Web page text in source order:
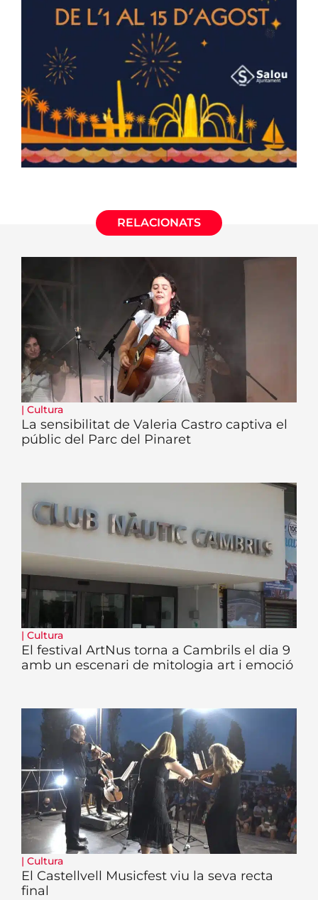
RELACIONATS
| Cultura
La sensibilitat de Valeria Castro captiva el
públic del Parc del Pinaret
| Cultura
El festival ArtNus torna a Cambrils el dia 9
amb un escenari de mitologia art i emoció
| Cultura
El Castellvell Musicfest viu la seva recta
final